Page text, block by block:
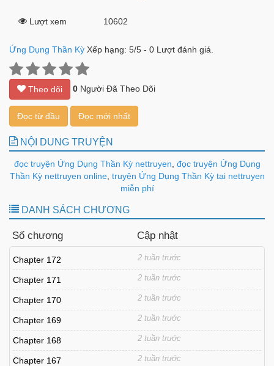
Lượt xem 10602
Ứng Dụng Thần Kỳ Xếp hạng: 5/5 - 0 Lượt đánh giá.
Theo dõi 0 Người Đã Theo Dõi
Đọc từ đầu Đọc mới nhất
NỘI DUNG TRUYỆN
đọc truyện Ứng Dụng Thần Kỳ nettruyen đọc truyện Ứng Dụng
Thần Kỳ nettruyen online, truyện Ứng Dụng Thần Kỳ tại nettruyen
miễn phí
DANH SÁCH CHƯƠNG
Số chương Cập nhật
Chapter 172 2 tuần trước
Chapter 171 2 tuần trước
Chapter 170 2 tuần trước
Chapter 169 2 tuần trước
Chapter 168 2 tuần trước
Chapter 167 2 tuần trước